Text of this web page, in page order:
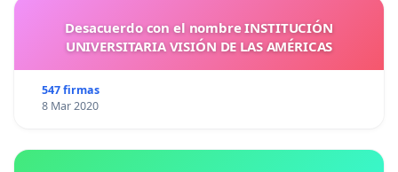
Desacuerdo con el nombre INSTITUCIÓN
UNIVERSITARIA VISIÓN DE LAS AMÉRICAS
547 firmas
8 Mar 2020